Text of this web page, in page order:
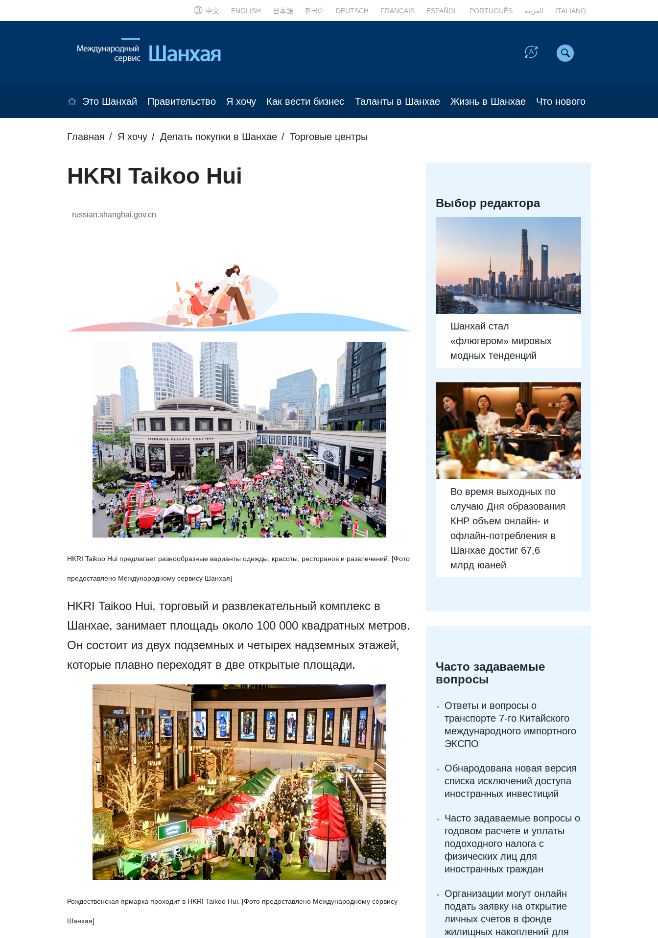
中文 ENGLISH 日本語 한국어 DEUTSCH FRANÇAIS ESPAÑOL PORTUGUÊS العربية ITALIANO
Это Шанхай Правительство Я хочу Как вести бизнес Таланты в Шанхае Жизнь в Шанхае Что нового
Главная Я хочу Делать покупки в Шанхае Торговые центры
HKRI Taikoo Hui
russian.shanghai.gov.cn
HKRI Taikoo Hui предлагает разнообразные варианты одежды, красоты, ресторанов и развлечений. [Фото
предоставлено Международному сервису Шанхая]
HKRI Taikoo Hui, торговый и развлекательный комплекс в
Шанхае, занимает площадь около 100 000 квадратных метров.
Он состоит из двух подземных и четырех надземных этажей,
которые плавно переходят в две открытые площади.
Рождественская ярмарка проходит в HKRI Taikoo Hui. [Фото предоставлено Международному сервису
Шанхая]
Выбор редактора
Шанхай стал
«флюгером» мировых
модных тенденций
Во время выходных по
случаю Дня образования
КНР объем онлайн- и
офлайн-потребления в
Шанхае достиг 67,6
млрд юаней
Часто задаваемые
вопросы
Ответы и вопросы о
транспорте 7-го Китайского
международного импортного
ЭКСПО
Обнародована новая версия
списка исключений доступа
иностранных инвестиций
Часто задаваемые вопросы о
годовом расчете и уплаты
подоходного налога с
физических лиц для
иностранных граждан
Организации могут онлайн
подать заявку на открытие
личных счетов в фонде
жилищных накоплений для